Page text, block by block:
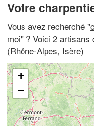
Votre
Vous avez recherché "
moi" ? Voici 2 artisans
(Rhône-Alpes, Isère)
+
−